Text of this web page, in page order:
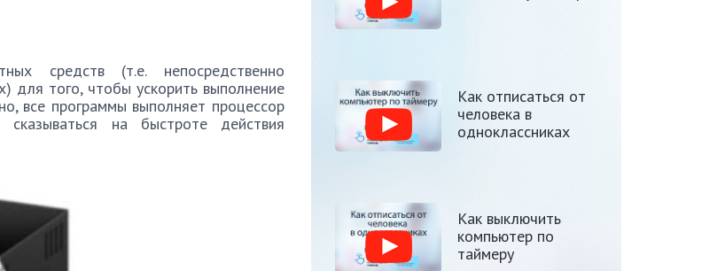
средств (т.е. непосредственно
того, чтобы ускорить выполнение
все программы выполняет процессор
на быстроте действия
Как отписаться от
человека в
одноклассниках
Как выключить
компьютер по
таймеру